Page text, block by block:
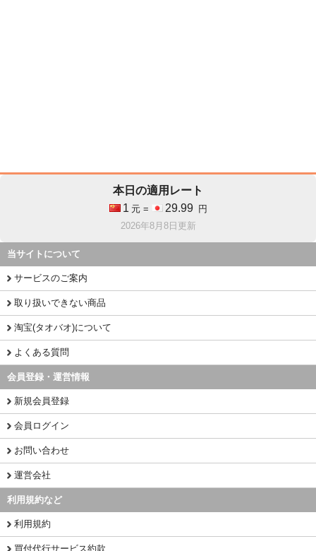
本日の適用レート
1 元 = 29.99
円
2026年8月8日更新
当サイトについて
サービスのご案内
取り扱いできない商品
淘宝(タオバオ)について
よくある質問
会員登録・運営情報
新規会員登録
会員ログイン
お問い合わせ
運営会社
利用規約など
利用規約
買付代行サービス約款